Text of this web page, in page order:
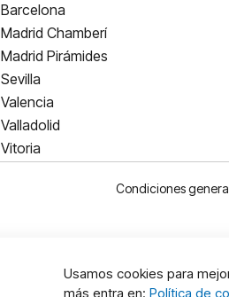
Barcelona
Madrid Chamberí
Madrid Pirámides
Sevilla
Valencia
Valladolid
Vitoria
Condiciones
Usamos cookies para
más entra en: Política de